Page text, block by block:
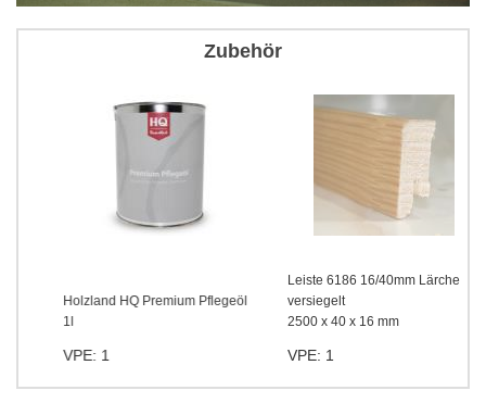
Zubehör
Holzland HQ Premium Pflegeöl
VPE: 1
Leiste 6186 16/40mm Lärche
versiegelt
2500 x 40 x 16 mm
VPE: 1